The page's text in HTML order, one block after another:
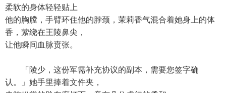
柔软的身体轻轻贴上
他的胸膛，手臂环住他的脖颈，茉莉香气混合着她身上的体
香，萦绕在王陵鼻尖，
让他瞬间血脉贲张。
「陵少，这份军需补充协议的副本，需要您签字确
认。」她手里捧着文件夹，